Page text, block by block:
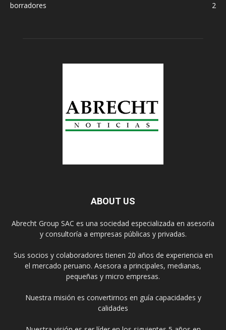
borradores
2
ABOUT US
Abrecht Group SAC es una sociedad especializada en asesoría
y consultoría a empresas públicas y privadas.
Sus socios y colaboradores tienen 20 años de experiencia en
el mercado peruano. Asesora a principales, medianas,
pequeñas y micro empresas.
Nuestra misión es convertirnos en guía capacidades y
calidades